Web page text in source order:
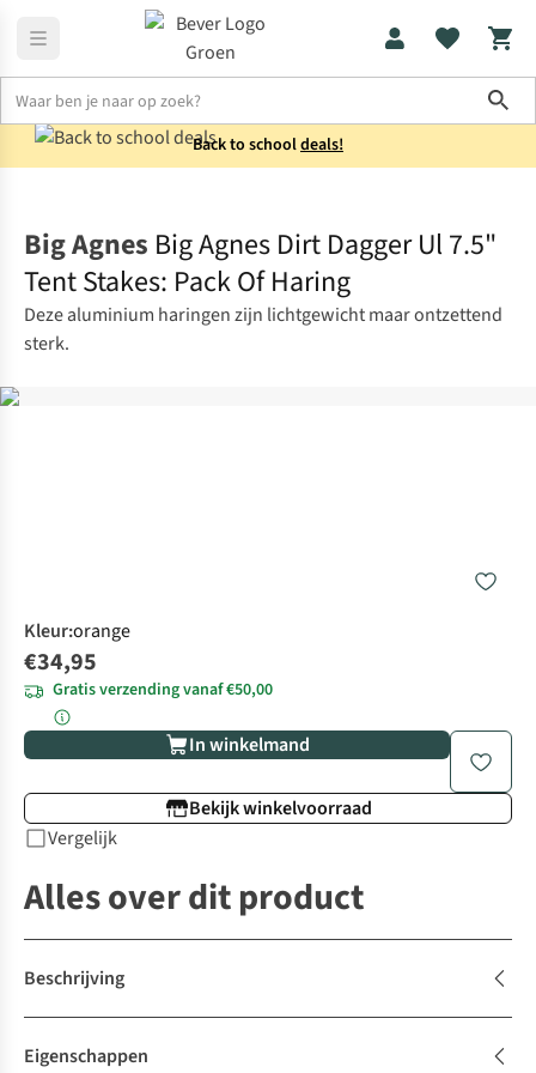
Back to schooldeals!
Big Agnes Big Agnes Dirt Dagger Ul 7.5"
Tent Stakes: Pack Of Haring
Deze aluminium haringen zijn lichtgewicht maar ontzettend
sterk.
Kleur:orange
€34,95
Gratis verzending vanaf €50,00
In winkelmand
Bekijk winkelvoorraad
Vergelijk
Alles over dit product
Beschrijving
Eigenschappen